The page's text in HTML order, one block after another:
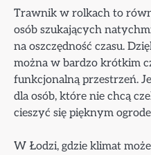
Trawnik w rolkach to
osób szukających
na oszczędność czasu.
można w bardzo krótkim
funkcjonalną przestrzeń.
dla osób, które nie chcą
cieszyć się pięknym
W Łodzi, gdzie klimat